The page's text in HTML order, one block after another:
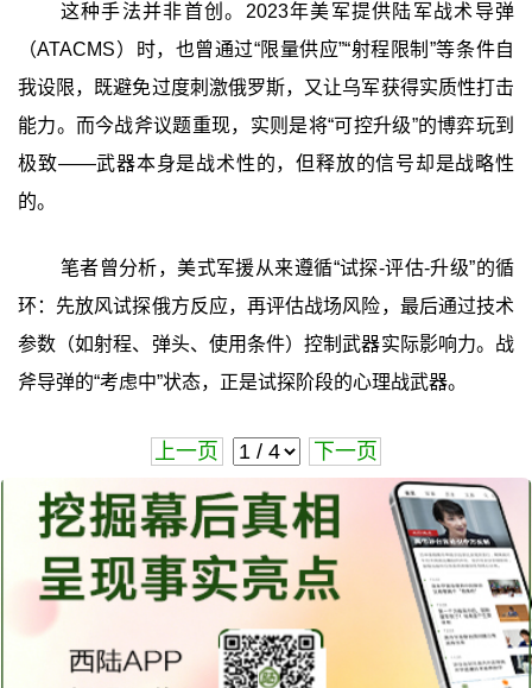
这种手法并非首创。2023年美军提供陆军战术导弹
（ATACMS）时，也曾通过“限量供应”“射程限制”等条件自
我设限，既避免过度刺激俄罗斯，又让乌军获得实质性打击
能力。而今战斧议题重现，实则是将“可控升级”的博弈玩到
极致——武器本身是战术性的，但释放的信号却是战略性
的。
笔者曾分析，美式军援从来遵循“试探-评估-升级”的循
环：先放风试探俄方反应，再评估战场风险，最后通过技术
参数（如射程、弹头、使用条件）控制武器实际影响力。战
斧导弹的“考虑中”状态，正是试探阶段的心理战武器。
上一页 下一页